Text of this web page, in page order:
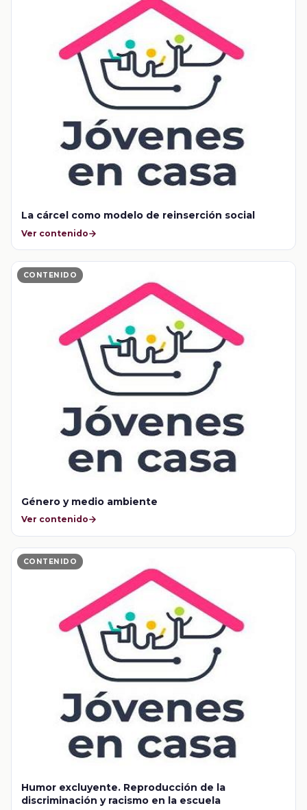
La cárcel como modelo de reinserción social
Ver contenido
CONTENIDO
Género y medio ambiente
Ver contenido
CONTENIDO
Humor excluyente. Reproducción de la
discriminación y racismo en la escuela